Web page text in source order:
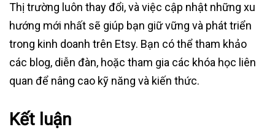
Thị trường luôn thay đổi, và việc cập nhật những xu
hướng mới nhất sẽ giúp bạn giữ vững và phát triển
trong kinh doanh trên Etsy. Bạn có thể tham khảo
các blog, diễn đàn, hoặc tham gia các khóa học liên
quan để nâng cao kỹ năng và kiến thức.
Kết luận